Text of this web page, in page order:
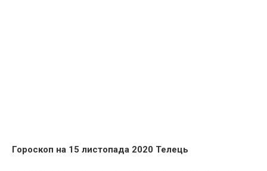
Гороскоп на 15 листопада 2020 Телець